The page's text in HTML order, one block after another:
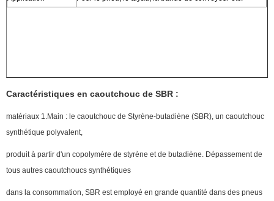
Caractéristiques en caoutchouc de SBR :
matériaux 1.Main : le caoutchouc de Styrène-butadiène (SBR), un caoutchouc
synthétique polyvalent,
produit à partir d'un copolymère de styrène et de butadiène. Dépassement de
tous autres caoutchoucs synthétiques
dans la consommation, SBR est employé en grande quantité dans des pneus